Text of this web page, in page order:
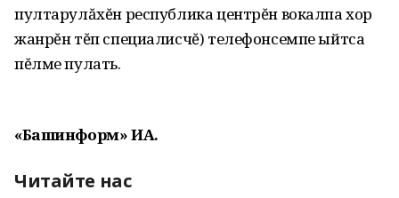
пултарулăхĕн республика центрĕн вокалпа хор
жанрĕн тĕп специалисчĕ) телефонсемпе ыйтса
пĕлме пулать.
«Башинформ» ИА.
Читайте нас